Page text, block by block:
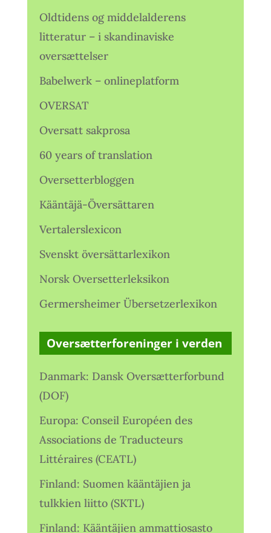
Oldtidens og middelalderens
litteratur – i skandinaviske
oversættelser
Babelwerk – onlineplatform
OVERSAT
Oversatt sakprosa
60 years of translation
Oversetterbloggen
Kääntäjä-Översättaren
Vertalerslexicon
Svenskt översättarlexikon
Norsk Oversetterleksikon
Germersheimer Übersetzerlexikon
Oversætterforeninger i verden
Danmark: Dansk Oversætterforbund
(DOF)
Europa: Conseil Européen des
Associations de Traducteurs
Littéraires (CEATL)
Finland: Suomen kääntäjien ja
tulkkien liitto (SKTL)
Finland: Kääntäjien ammattiosasto